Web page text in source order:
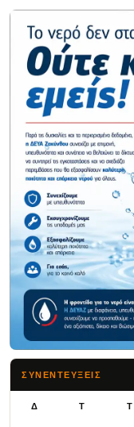
ΣΥΝΕΝΤΕΥΞΕΙΣ
Δ Τ Τ